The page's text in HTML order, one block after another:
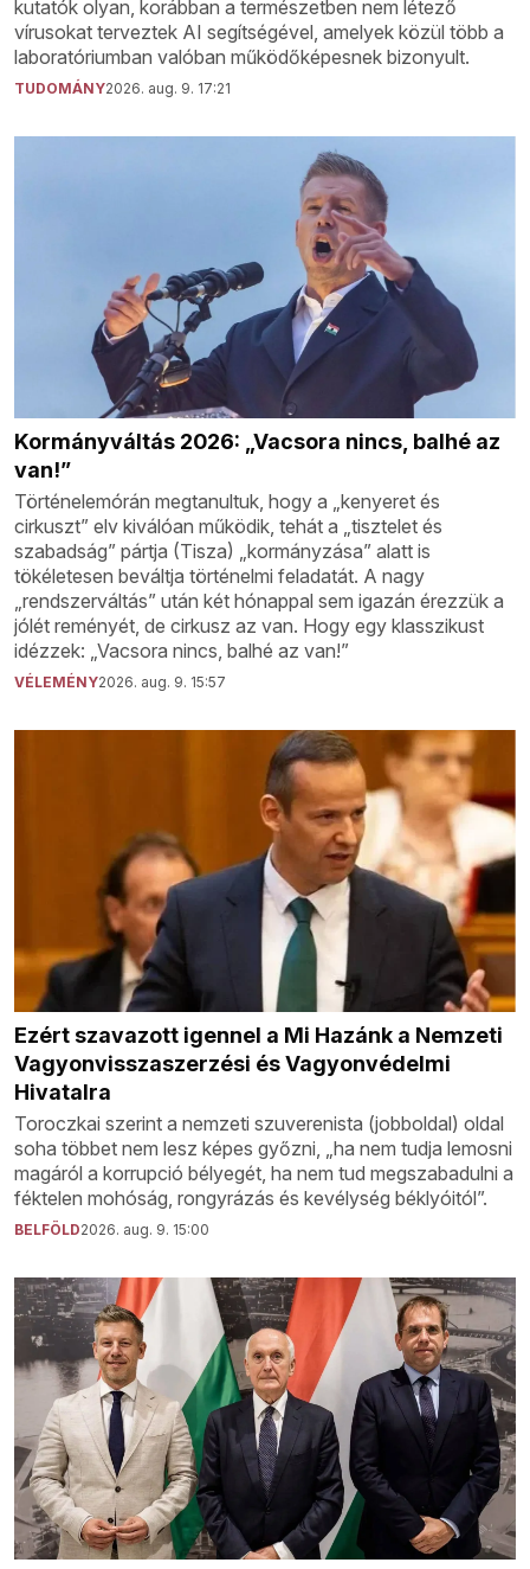
kutatók olyan, korábban a természetben nem létező
vírusokat terveztek AI segítségével, amelyek közül több a
laboratóriumban valóban működőképesnek bizonyult.
TUDOMÁNY2026. aug. 9. 17:21
Kormányváltás 2026: „Vacsora nincs, balhé az
van!”
Történelemórán megtanultuk, hogy a „kenyeret és
cirkuszt” elv kiválóan működik, tehát a „tisztelet és
szabadság” pártja (Tisza) „kormányzása” alatt is
tökéletesen beváltja történelmi feladatát. A nagy
„rendszerváltás” után két hónappal sem igazán érezzük a
jólét reményét, de cirkusz az van. Hogy egy klasszikust
idézzek: „Vacsora nincs, balhé az van!”
VÉLEMÉNY2026. aug. 9. 15:57
Ezért szavazott igennel a Mi Hazánk a Nemzeti
Vagyonvisszaszerzési és Vagyonvédelmi
Hivatalra
Toroczkai szerint a nemzeti szuverenista (jobboldal) oldal
soha többet nem lesz képes győzni, „ha nem tudja lemosni
magáról a korrupció bélyegét, ha nem tud megszabadulni a
féktelen mohóság, rongyrázás és kevélység béklyóitól”.
BELFÖLD2026. aug. 9. 15:00